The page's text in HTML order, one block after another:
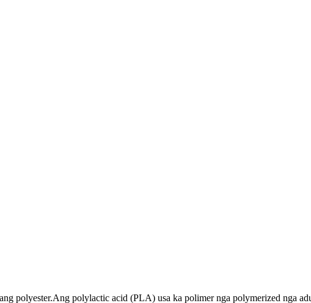
polyester.Ang polylactic acid (PLA) usa ka polimer nga polymerized nga